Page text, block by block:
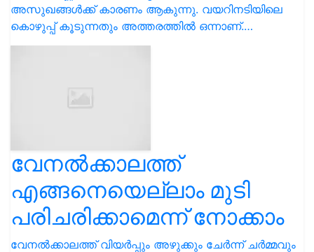
അസുഖങ്ങൾക്ക് കാരണം ആകുന്നു. വയറിനടിയിലെ
കൊഴുപ്പ് കൂടുന്നതും അത്തരത്തിൽ ഒന്നാണ്.…
വേനൽക്കാലത്ത്
എങ്ങനെയെല്ലാം മുടി
പരിചരിക്കാമെന്ന് നോക്കാം
വേനൽക്കാലത്ത് വിയർപ്പും അഴുക്കും ചേർന്ന് ചർമ്മവും